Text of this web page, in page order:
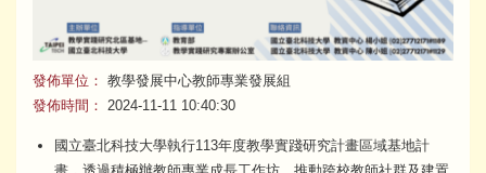
發佈單位： 教學發展中心教師專業發展組
發佈時間：
2024-11-11 10:40:30
國立臺北科技大學執行113年度教學實踐研究計畫區域基地計